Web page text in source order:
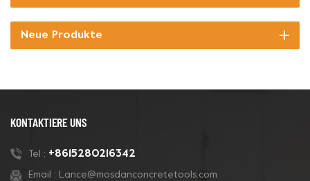
Neue Produkte
KONTAKTIERE UNS
Tel : +8615280216342
Email : Lance@mosdanconcretetools.com